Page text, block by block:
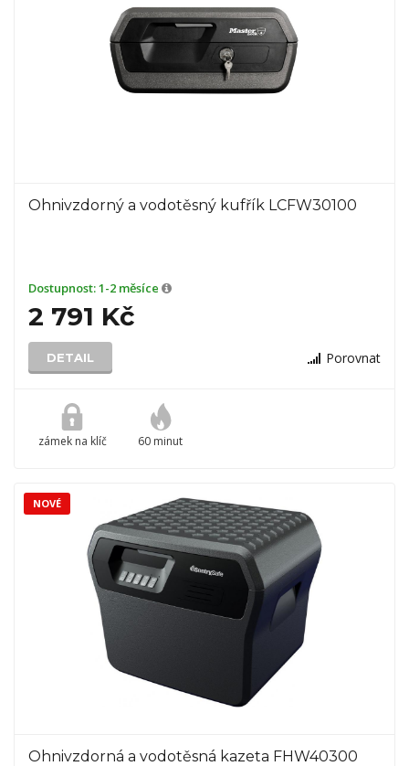
Ohnivzdorný a vodotěsný kufřík LCFW30100
Dostupnost:1-2 měsíce
2 791 Kč
DETAIL Porovnat
zámek na klíč 60 minut
Ohnivzdorná a vodotěsná kazeta FHW40300
NOVÉ